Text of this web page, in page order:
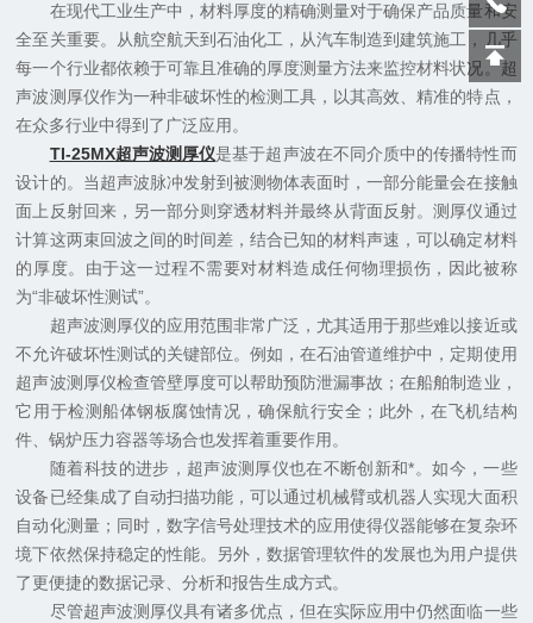
在现代工业生产中，材料厚度的精确测量对于确保产品质量和安
全至关重要。从航空航天到石油化工，从汽车制造到建筑施工，几乎
每一个行业都依赖于可靠且准确的厚度测量方法来监控材料状况。超
声波测厚仪作为一种非破坏性的检测工具，以其高效、精准的特点，
在众多行业中得到了广泛应用。
TI-25MX超声波测厚仪是基于超声波在不同介质中的传播特性而
设计的。当超声波脉冲发射到被测物体表面时，一部分能量会在接触
面上反射回来，另一部分则穿透材料并最终从背面反射。测厚仪通过
计算这两束回波之间的时间差，结合已知的材料声速，可以确定材料
的厚度。由于这一过程不需要对材料造成任何物理损伤，因此被称
为“非破坏性测试”。
超声波测厚仪的应用范围非常广泛，尤其适用于那些难以接近或
不允许破坏性测试的关键部位。例如，在石油管道维护中，定期使用
超声波测厚仪检查管壁厚度可以帮助预防泄漏事故；在船舶制造业，
它用于检测船体钢板腐蚀情况，确保航行安全；此外，在飞机结构
件、锅炉压力容器等场合也发挥着重要作用。
随着科技的进步，超声波测厚仪也在不断创新和*。如今，一些
设备已经集成了自动扫描功能，可以通过机械臂或机器人实现大面积
自动化测量；同时，数字信号处理技术的应用使得仪器能够在复杂环
境下依然保持稳定的性能。另外，数据管理软件的发展也为用户提供
了更便捷的数据记录、分析和报告生成方式。
尽管超声波测厚仪具有诸多优点，但在实际应用中仍然面临一些